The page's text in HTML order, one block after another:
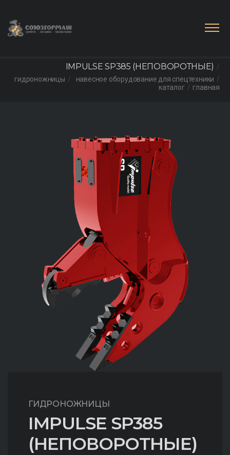
главная
каталог
навесное оборудование для спецтехники
гидроножницы
IMPULSE SP385 (НЕПОВОРОТНЫЕ)
ГИДРОНОЖНИЦЫ
IMPULSE SP385
(НЕПОВОРОТНЫЕ)